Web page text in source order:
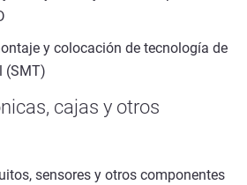
y colocación de tecnología de
(SMT)
cajas y otros
sensores y otros componentes